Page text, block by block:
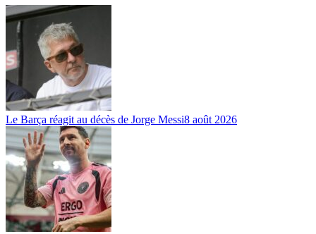
Le Barça réagit au décès de Jorge Messi8 août 2026